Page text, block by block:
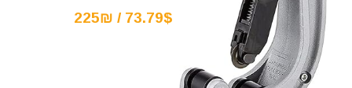
73.79$ / 225₪